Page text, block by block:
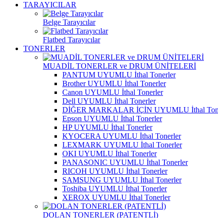
TARAYICILAR
Belge Tarayıcılar
Flatbed Tarayıcılar
TONERLER
MUADİL TONERLER ve DRUM ÜNİTELERİ
PANTUM UYUMLU İthal Tonerler
Brother UYUMLU İthal Tonerler
Canon UYUMLU İthal Tonerler
Dell UYUMLU İthal Tonerler
DİĞER MARKALAR İÇİN UYUMLU İthal
Epson UYUMLU İthal Tonerler
HP UYUMLU İthal Tonerler
KYOCERA UYUMLU İthal Tonerler
LEXMARK UYUMLU İthal Tonerler
OKI UYUMLU İthal Tonerler
PANASONIC UYUMLU İthal Tonerler
RICOH UYUMLU İthal Tonerler
SAMSUNG UYUMLU İthal Tonerler
Toshiba UYUMLU İthal Tonerler
XEROX UYUMLU İthal Tonerler
DOLAN TONERLER (PATENTLİ)